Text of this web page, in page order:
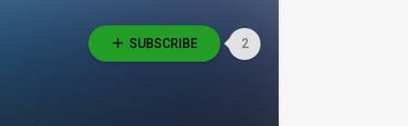
SUBSCRIBE 2